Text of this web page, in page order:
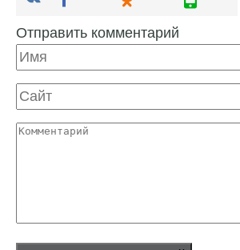
Отправить комментарий
Имя
Сайт
Комментарий